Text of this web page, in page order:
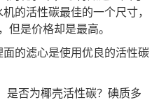
的活性碳最佳的一个尺寸，
但是价格却是最高。
的滤心是使用优良的活性碳
是否为椰壳活性碳？碘质多